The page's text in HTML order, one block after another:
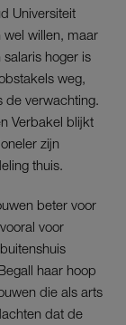
Universiteit
wel willen, maar
hoger is
weg,
de verwachting.
Verbakel blijkt
zijn
thuis.
beter voor
voor
haar hoop
die als arts
dat de